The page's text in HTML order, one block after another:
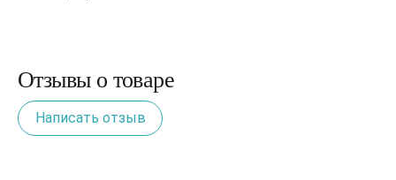
Отзывы о товаре
Написать отзыв